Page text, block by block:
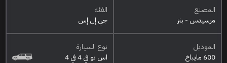
المصنع
مرسيدس - بنز
الفئة
جي إل إس
الموديل
600 مايباخ
نوع السيارة
اس يو في 4 في 4